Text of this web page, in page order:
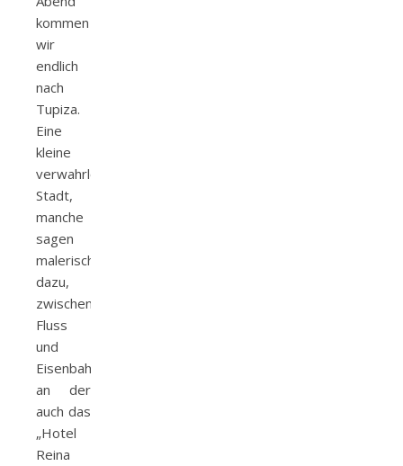
kommen
wir
endlich
nach
Tupiza.
Eine
kleine
verwahrloste
Stadt,
manche
sagen
malerisch
dazu,
zwischen
Fluss
und
Eisenbahn,
an der
auch das
„Hotel
Reina